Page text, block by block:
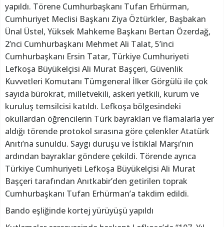
yapıldı. Törene Cumhurbaşkanı Tufan Erhürman,
Cumhuriyet Meclisi Başkanı Ziya Öztürkler, Başbakan
Ünal Üstel, Yüksek Mahkeme Başkanı Bertan Özerdağ,
2’nci Cumhurbaşkanı Mehmet Ali Talat, 5’inci
Cumhurbaşkanı Ersin Tatar, Türkiye Cumhuriyeti
Lefkoşa Büyükelçisi Ali Murat Başçeri, Güvenlik
Kuvvetleri Komutanı Tümgeneral İlker Görgülü ile çok
sayıda bürokrat, milletvekili, askeri yetkili, kurum ve
kuruluş temsilcisi katıldı. Lefkoşa bölgesindeki
okullardan öğrencilerin Türk bayrakları ve flamalarla yer
aldığı törende protokol sırasına göre çelenkler Atatürk
Anıtı’na sunuldu. Saygı duruşu ve İstiklal Marşı’nın
ardından bayraklar göndere çekildi. Törende ayrıca
Türkiye Cumhuriyeti Lefkoşa Büyükelçisi Ali Murat
Başçeri tarafından Anıtkabir’den getirilen toprak
Cumhurbaşkanı Tufan Erhürman’a takdim edildi.
Bando eşliğinde kortej yürüyüşü yapıldı